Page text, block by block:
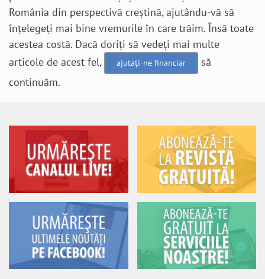
România din perspectivă creștină, ajutându-vă să
înțelegeți mai bine vremurile în care trăim. Însă toate
acestea costă. Dacă doriți să vedeți mai multe
articole de acest fel,
ajutați-ne financiar
să
continuăm.